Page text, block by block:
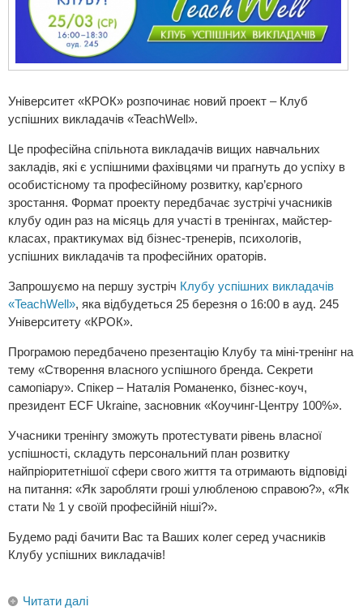
Університет «КРОК» розпочинає новий проект – Клуб
успішних викладачів «TeachWell».
Це професійна спільнота викладачів вищих навчальних
закладів, які є успішними фахівцями чи прагнуть до успіху в
особистісному та професійному розвитку, кар’єрного
зростання. Формат проекту передбачає зустрічі учасників
клубу один раз на місяць для участі в тренінгах, майстер-
класах, практикумах від бізнес-тренерів, психологів,
успішних викладачів та професійних ораторів.
Запрошуємо на першу зустріч Клубу успішних викладачів
«TeachWell», яка відбудеться 25 березня о 16:00 в ауд. 245
Університету «КРОК».
Програмою передбачено презентацію Клубу та міні-тренінг на
тему «Створення власного успішного бренда. Секрети
самопіару». Спікер – Наталія Романенко, бізнес-коуч,
президент ЕСF Ukraine, засновник «Коучинг-Центру 100%».
Учасники тренінгу зможуть протестувати рівень власної
успішності, складуть персональний план розвитку
найпріоритетнішої сфери свого життя та отримають відповіді
на питання: «Як заробляти гроші улюбленою справою?», «Як
стати № 1 у своїй професійній ніші?».
Будемо раді бачити Вас та Ваших колег серед учасників
Клубу успішних викладачів!
Читати далі